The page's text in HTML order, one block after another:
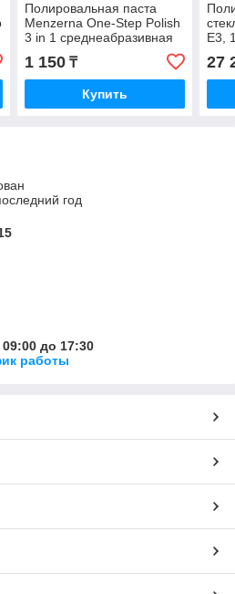
Полировальная паста
Menzerna One-Step Polish
3 in 1 среднеабразивная
1 150₸
Купить
E3,
27
год
до 17:30
работы